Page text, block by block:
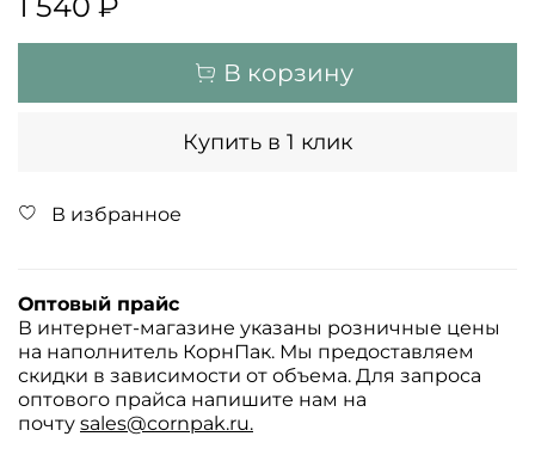
В корзину
Купить в 1 клик
В избранное
Оптовый прайс
В интернет-магазине указаны розничные цены
на наполнитель КорнПак. Мы предоставляем
скидки в зависимости от объема. Для запроса
оптового прайса напишите нам на
почту sales@cornpak.ru.